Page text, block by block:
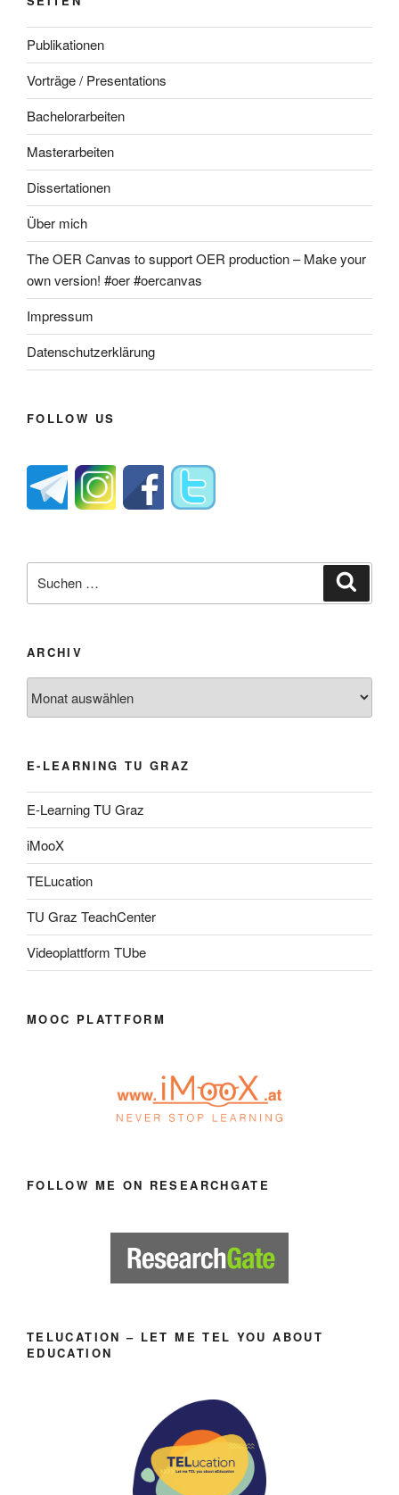
Publikationen
Vorträge / Presentations
Bachelorarbeiten
Masterarbeiten
Dissertationen
Über mich
The OER Canvas to support OER production – Make your
own version! #oer #oercanvas
Impressum
Datenschutzerklärung
FOLLOW US
nach:
ARCHIV
E-LEARNING TU GRAZ
E-Learning TU Graz
iMooX
TELucation
TU Graz TeachCenter
Videoplattform TUbe
MOOC PLATTFORM
FOLLOW ME ON RESEARCHGATE
TELUCATION – LET ME TEL YOU ABOUT
EDUCATION